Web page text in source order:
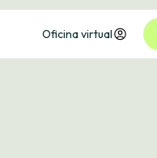
Oficina virtual